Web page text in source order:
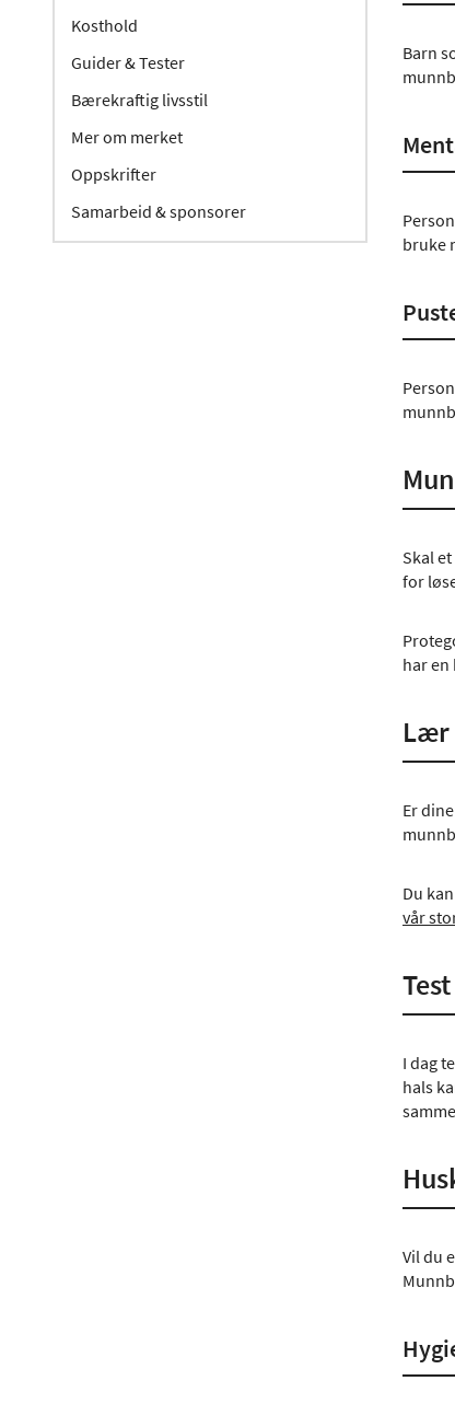
Kosthold
Guider & Tester
Bærekraftig livsstil
Mer om merket
Oppskrifter
Samarbeid & sponsorer
Barn
bruke
Skal
for
har en
Lær
Er
Du
vår
I dag
hals
Vil du